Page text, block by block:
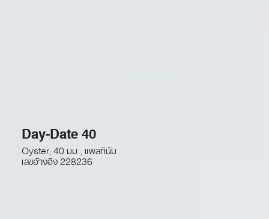
Day-Date 40
Oyster, 40 มม., แพลทินัม
เลขอ้างอิง228236